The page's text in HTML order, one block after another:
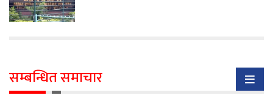
सम्बन्धित समाचार